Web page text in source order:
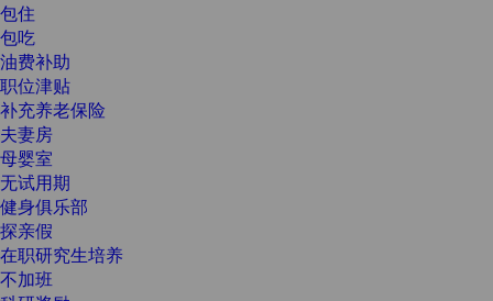
包住
包吃
油费补助
职位津贴
补充养老保险
夫妻房
母婴室
无试用期
健身俱乐部
探亲假
在职研究生培养
不加班